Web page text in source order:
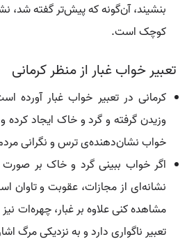
بنشیند، آن‌گونه که پیش‌تر گفته
کوچک است.
تعبیر خواب غبار از منظر کرمانی
کرمانی در تعبیر خواب غبار آورده
وزیدن گرفته و گرد و خاک ایجاد
خواب نشان‌دهنده‌ی ترس و نگرانی
اگر خواب ببینی گرد و خاک بر
نشانه‌ای از مجازات، عقوبت و
مشاهده کنی علاوه بر غبار، چهره‌ات
تعبیر ناگواری دارد و به نزدیکی مرگ